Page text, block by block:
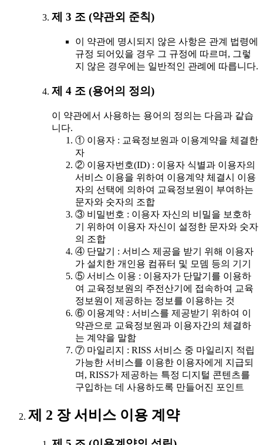
제 3 조 (약관외 준칙)
이 약관에 명시되지 않은 사항은 관계 법령에
규정 되어있을 경우 그 규정에 따르며, 그렇
지 않은 경우에는 일반적인 관례에 따릅니다.
제 4 조 (용어의 정의)
이 약관에서 사용하는 용어의 정의는 다음과 같습
니다.
① 이용자 : 교육정보원과 이용계약을 체결한
자
② 이용자번호(ID) : 이용자 식별과 이용자의
서비스 이용을 위하여 이용계약 체결시 이용
자의 선택에 의하여 교육정보원이 부여하는
문자와 숫자의 조합
③ 비밀번호 : 이용자 자신의 비밀을 보호하
기 위하여 이용자 자신이 설정한 문자와 숫자
의 조합
④ 단말기 : 서비스 제공을 받기 위해 이용자
가 설치한 개인용 컴퓨터 및 모뎀 등의 기기
⑤ 서비스 이용 : 이용자가 단말기를 이용하
여 교육정보원의 주전산기에 접속하여 교육
정보원이 제공하는 정보를 이용하는 것
⑥ 이용계약 : 서비스를 제공받기 위하여 이
약관으로 교육정보원과 이용자간의 체결하
는 계약을 말함
⑦ 마일리지 : RISS 서비스 중 마일리지 적립
가능한 서비스를 이용한 이용자에게 지급되
며, RISS가 제공하는 특정 디지털 콘텐츠를
구입하는 데 사용하도록 만들어진 포인트
제 2 장 서비스 이용 계약